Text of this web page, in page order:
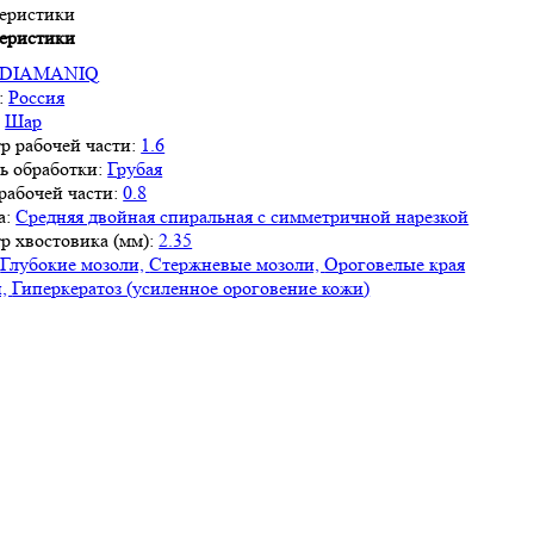
DIAMANIQ
Россия
Шар
рабочей части: 1.6
обработки: Грубая
части: 0.8
Средняя двойная спиральная с симметричной нарезкой
хвостовика (мм): 2.35
Глубокие мозоли,Стержневые мозоли,Ороговелые края
Гиперкератоз (усиленное ороговение кожи)